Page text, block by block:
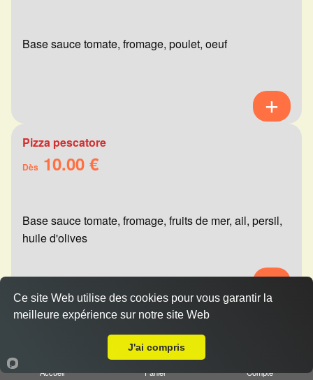
Base sauce tomate, fromage, poulet, oeuf
Pizza pescatore
Dès 10.00 €
Base sauce tomate, fromage, fruits de mer, ail, persil,
huile d'olives
Pizza mexicaine
Accueil Panier Compte
Ce site Web utilise des cookies pour vous garantir la
meilleure expérience sur notre site Web
J'ai compris